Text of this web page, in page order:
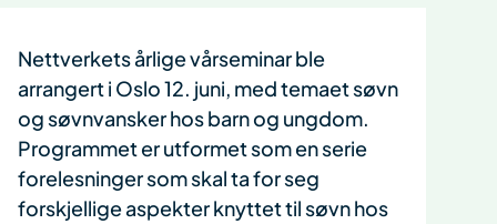
Nettverkets årlige vårseminar ble
arrangert i Oslo 12. juni, med temaet søvn
og søvnvansker hos barn og ungdom.
Programmet er utformet som en serie
forelesninger som skal ta for seg
forskjellige aspekter knyttet til søvn hos